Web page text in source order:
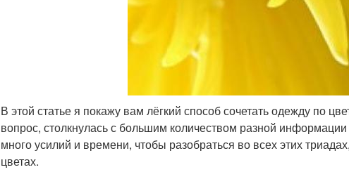
В этой статье я покажу вам лёгкий способ сочетать одежду по
вопрос, столкнулась с большим количеством разной
много усилий и времени, чтобы разобраться во всех этих
цветах.